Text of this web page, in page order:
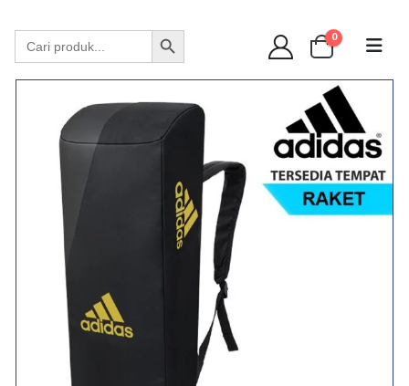
Search
for:
Search Button
0